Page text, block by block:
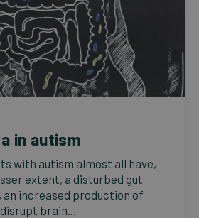
in autism
with autism almost all have,
extent, a disturbed gut
an increased production of
brain...